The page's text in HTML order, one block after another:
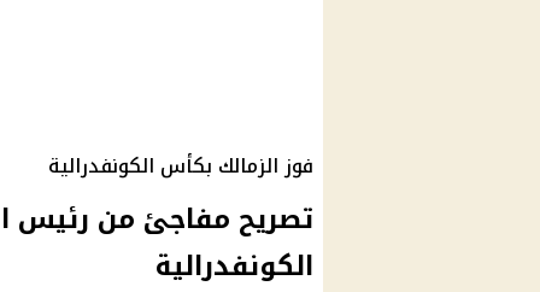
فوز الزمالك بكأس الكونفدرالية
تصريح مفاجئ من رئيس
الكونفدرالية